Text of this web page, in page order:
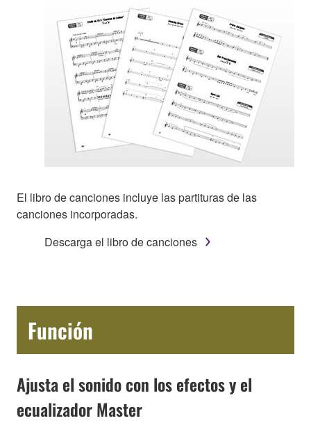
El libro de canciones incluye las partituras de las
canciones incorporadas.
Descarga el libro de canciones
Función
Ajusta el sonido con los efectos y el
ecualizador Master